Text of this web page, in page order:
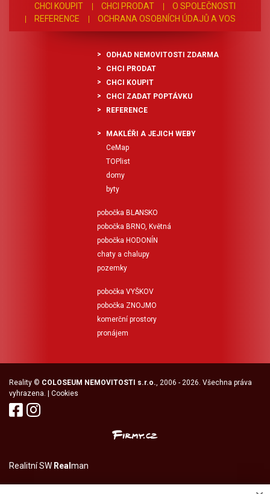
CHCI KOUPIT CHCI PRODAT
O SPOLEČNOSTI
REFERENCE
OCHRANA OSOBNÍCH ÚDAJŮ A VOS
ODHAD NEMOVITOSTI ZDARMA
CHCI PRODAT
CHCI KOUPIT
CHCI ZADAT POPTÁVKU
REFERENCE
MAKLÉŘI A JEJICH WEBY
CeMap
TOPlist
domy
byty
pobočka BLANSKO
pobočka BRNO, Květná
pobočka HODONÍN
chaty a chalupy
pozemky
pobočka VYŠKOV
pobočka ZNOJMO
komerční prostory
pronájem
Reality © COLOSEUM NEMOVITOSTI s.r.o. , 2006 - 2026. Všechna práva
vyhrazena. | Cookies
Realitní SW Real man